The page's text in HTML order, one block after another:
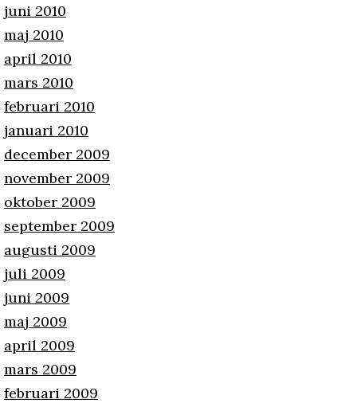
juni 2010
maj 2010
april 2010
mars 2010
februari 2010
januari 2010
december 2009
november 2009
oktober 2009
september 2009
augusti 2009
juli 2009
juni 2009
maj 2009
april 2009
mars 2009
februari 2009